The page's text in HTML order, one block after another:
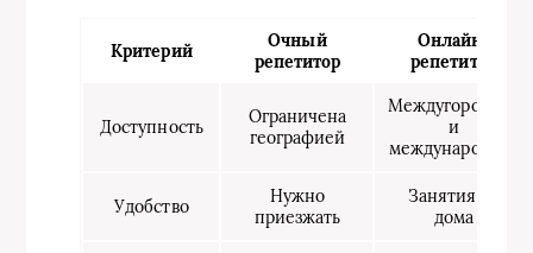
Критерий
Очный
репетитор
Онлайн-
репетитор
Доступность
Ограничена
географией
Междугородняя
и
международная
Удобство
Нужно
приезжать
Занятия из
дома